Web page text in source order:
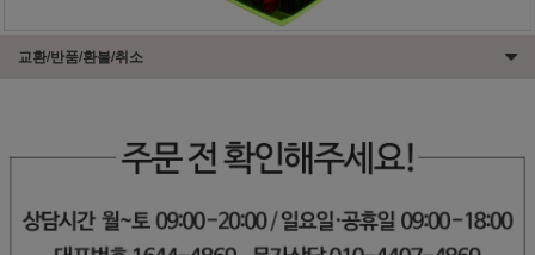
교환/반품/환불/취소